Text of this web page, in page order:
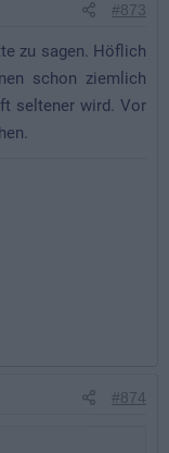
#873
zu sagen. Höflich
schon ziemlich
seltener wird. Vor
#874